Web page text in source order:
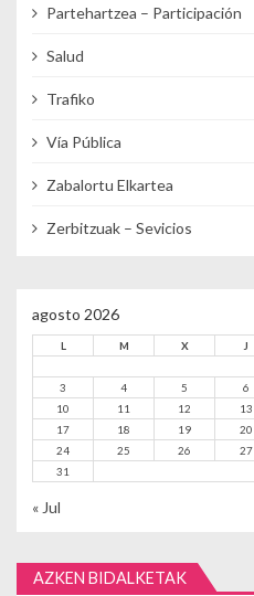
Partehartzea – Participación
Salud
Trafiko
Vía Pública
Zabalortu Elkartea
Zerbitzuak – Sevicios
agosto 2026
L M X J
3
4 5 6
10
11 12 13
17
18 19 20
24
25 26 27
31
« Jul
AZKEN BIDALKETAK